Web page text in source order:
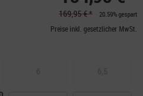
169,95 € * 20.59% gespart
Preise inkl. gesetzlicher MwSt.